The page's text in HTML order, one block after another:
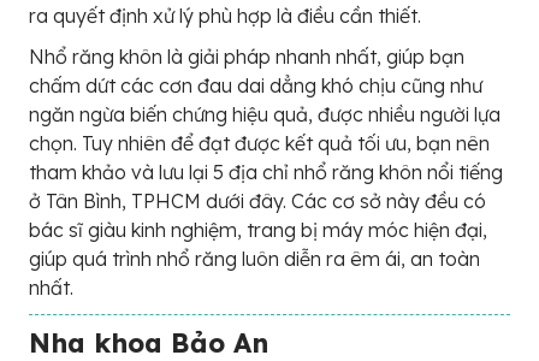
ra quyết định xử lý phù hợp là điều cần thiết.
Nhổ răng khôn là giải pháp nhanh nhất, giúp bạn
chấm dứt các cơn đau dai dẳng khó chịu cũng như
ngăn ngừa biến chứng hiệu quả, được nhiều người lựa
chọn. Tuy nhiên để đạt được kết quả tối ưu, bạn nên
tham khảo và lưu lại 5 địa chỉ nhổ răng khôn nổi tiếng
ở Tân Bình, TPHCM dưới đây. Các cơ sở này đều có
bác sĩ giàu kinh nghiệm, trang bị máy móc hiện đại,
giúp quá trình nhổ răng luôn diễn ra êm ái, an toàn
nhất.
Nha khoa Bảo An